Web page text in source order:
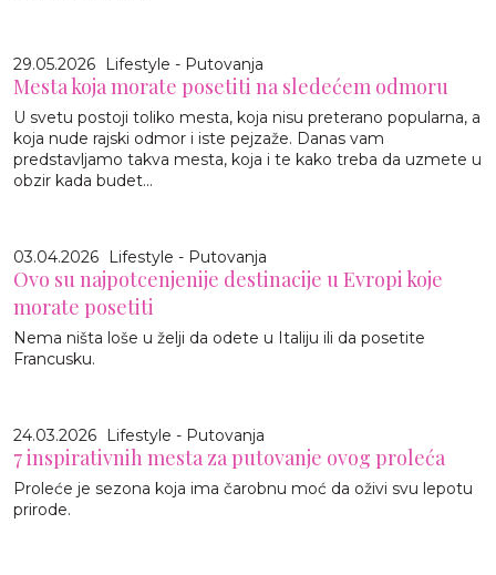
29.05.2026 Lifestyle - Putovanja
Mesta koja morate posetiti na sledećem odmoru
U svetu postoji toliko mesta, koja nisu preterano popularna, a
koja nude rajski odmor i iste pejzaže. Danas vam
predstavljamo takva mesta, koja i te kako treba da uzmete u
obzir kada budet...
03.04.2026 Lifestyle - Putovanja
Ovo su najpotcenjenije destinacije u Evropi koje
morate posetiti
Nema ništa loše u želji da odete u Italiju ili da posetite
Francusku.
24.03.2026 Lifestyle - Putovanja
7 inspirativnih mesta za putovanje ovog proleća
Proleće je sezona koja ima čarobnu moć da oživi svu lepotu
prirode.